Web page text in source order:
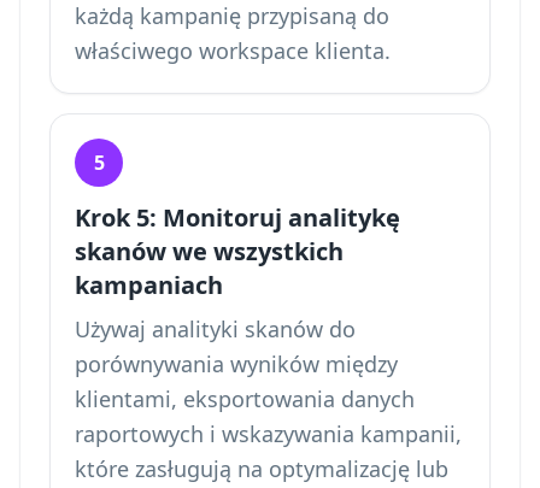
każdą kampanię przypisaną do
właściwego workspace klienta.
5
Krok 5: Monitoruj analitykę
skanów we wszystkich
kampaniach
Używaj analityki skanów do
porównywania wyników między
klientami, eksportowania danych
raportowych i wskazywania kampanii,
które zasługują na optymalizację lub